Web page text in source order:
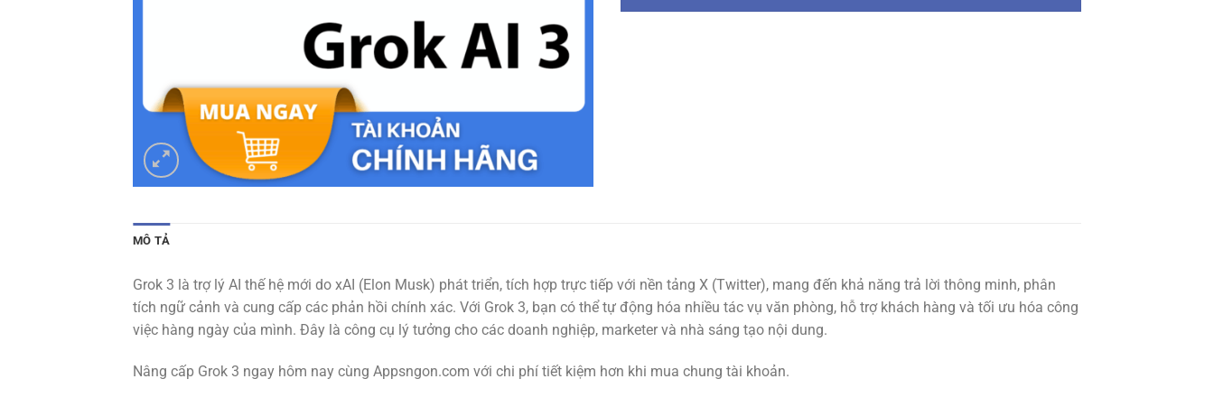
MÔ TẢ
Grok 3 là trợ lý AI thế hệ mới do xAI (Elon Musk) phát triển, tích hợp trực tiếp với nền tảng X (Twitter), mang đến khả năng trả lời thông minh, phân
tích ngữ cảnh và cung cấp các phản hồi chính xác. Với Grok 3, bạn có thể tự động hóa nhiều tác vụ văn phòng, hỗ trợ khách hàng và tối ưu hóa công
việc hàng ngày của mình. Đây là công cụ lý tưởng cho các doanh nghiệp, marketer và nhà sáng tạo nội dung.
Nâng cấp Grok 3 ngay hôm nay cùng Appsngon.com với chi phí tiết kiệm hơn khi mua chung tài khoản.